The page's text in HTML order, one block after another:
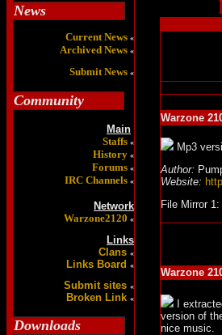
News
Current News «
Archived News «
Submit News «
Community
Main
Staffs «
History «
Forums «
IRC Channels «
Network
Warzone2120 «
Links
Clans «
Links Board «
Submit sites «
Broken Link «
Downloads
Warzone
Mp3
Author:
Website:
File Mirror
Warzone
I
version of
nice music.